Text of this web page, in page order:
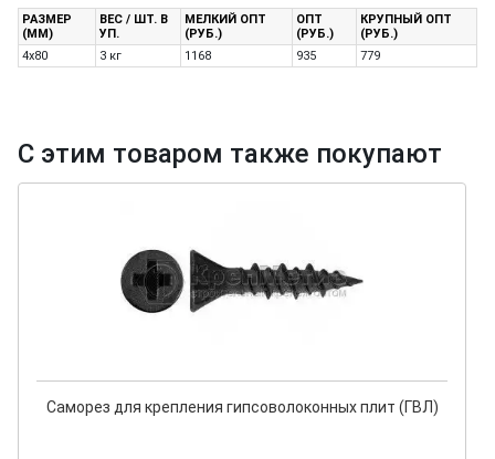
РАЗМЕР
(ММ)
ВЕС / ШТ. В
УП.
МЕЛКИЙ ОПТ
(РУБ.)
ОПТ
(РУБ.)
КРУПНЫЙ ОПТ
(РУБ.)
4х80
3 кг 1168 935 779
С этим товаром также покупают
Саморез для крепления гипсоволоконных плит (ГВЛ)